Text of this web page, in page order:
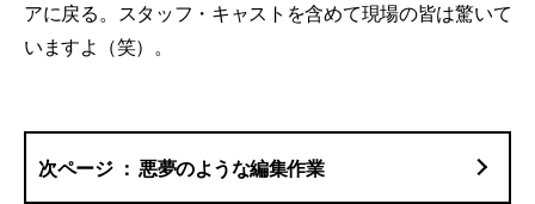
アに戻る。スタッフ・キャストを含めて現場の皆は驚いて
いますよ（笑）。
悪夢のような編集作業